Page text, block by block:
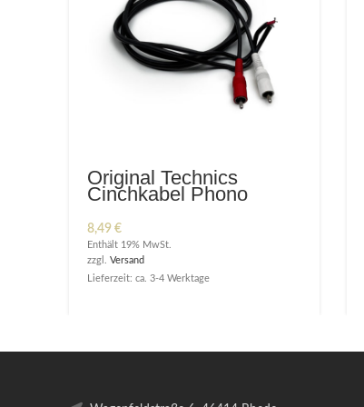
Original Technics
Cinchkabel Phono
8,49 €
Enthält 19% MwSt.
zzgl. Versand
Lieferzeit: ca. 3-4 Werktage